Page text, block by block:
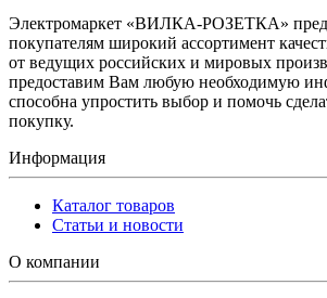
Электромаркет «ВИЛКА-РОЗЕТКА»
покупателям широкий ассортимент
от ведущих российских и мировых
предоставим Вам любую необходимую
способна упростить выбор и помочь
покупку.
Информация
Каталог товаров
Статьи и новости
О компании